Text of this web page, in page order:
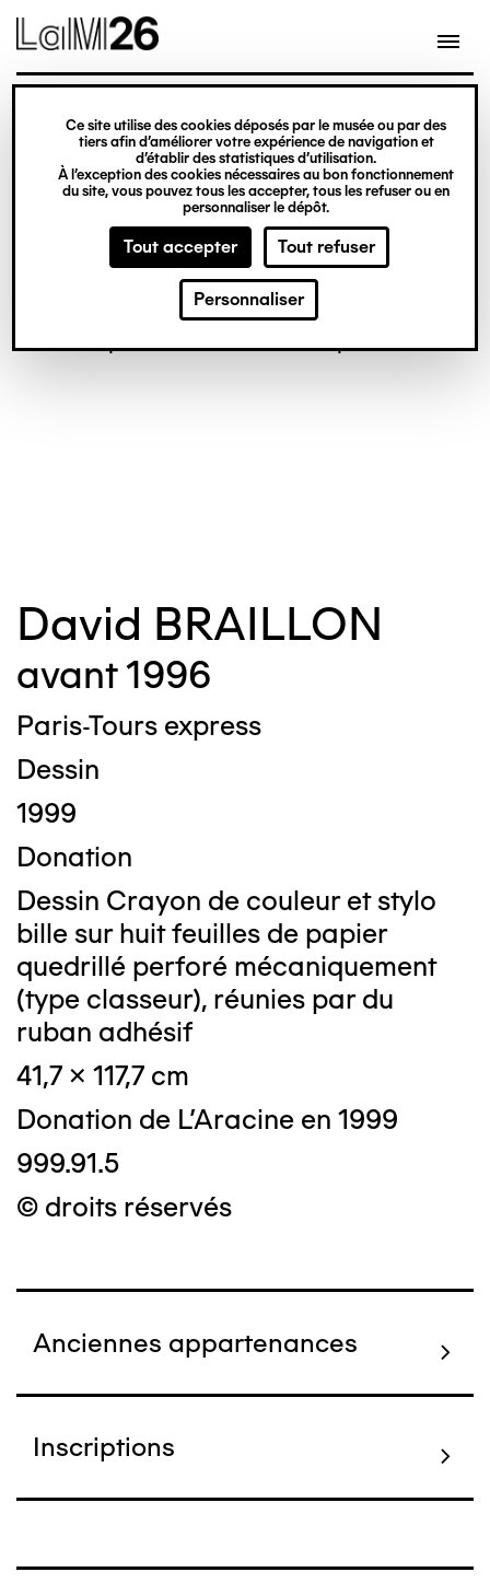
Gestion des cookies
Ce site utilise des cookies déposés par le musée ou par des
tiers afin d’améliorer votre expérience de navigation et
d’établir des statistiques d’utilisation.
À l’exception des cookies nécessaires au bon fonctionnement
du site, vous pouvez tous les accepter, tous les refuser ou en
personnaliser le dépôt.
Tout accepter Tout refuser
Personnaliser
contenu
© Crédit photo : BERNARD Philip
David BRAILLON
avant 1996
Paris-Tours express
Dessin
1999
Donation
Dessin Crayon de couleur et stylo
bille sur huit feuilles de papier
quedrillé perforé mécaniquement
(type classeur), réunies par du
ruban adhésif
41,7 x 117,7 cm
Donation de L'Aracine en 1999
999.91.5
© droits réservés
Anciennes appartenances
Inscriptions